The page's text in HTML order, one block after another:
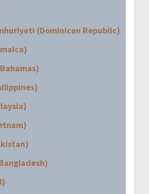
(Dominican Republic)